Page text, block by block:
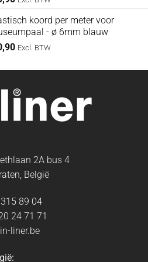
koord per meter voor
- ø 6mm blauw
Excl. BTW
2A bus 4
België
89 04
24 71 71
liner.be